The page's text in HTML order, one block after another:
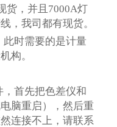
货，并且7000A灯
，我司都有现货。
时需要的是计量
构。
首先把色差仪和
脑重启），然后重
连接不上，请联系